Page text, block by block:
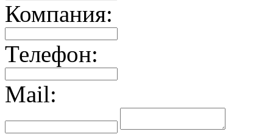
Компания:
Телефон:
Mail: